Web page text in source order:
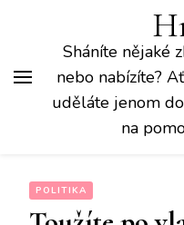
Sháníte nějaké
nebo nabízíte?
uděláte jenom
na
POLITIKA